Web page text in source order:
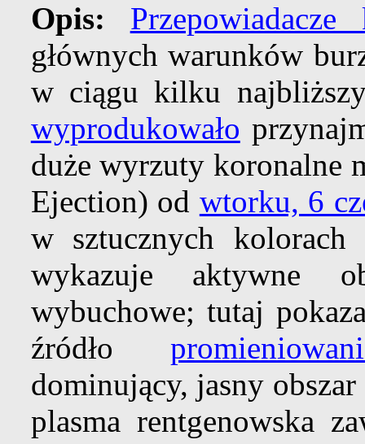
Opis:
głównych warunków
w ciągu kilku
wyprodukowało
duże wyrzuty koronalne
Ejection) od wtorku, 6
w sztucznych kolorach
wykazuje aktywne
wybuchowe; tutaj
źródło
dominujący, jasny
plasma rentgenowska